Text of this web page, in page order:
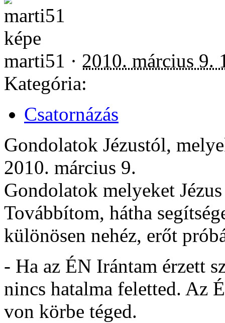
marti51 · 2010. március 9.
Kategória:
Csatornázás
Gondolatok Jézustól,
2010. március 9.
Gondolatok melyeket
Továbbítom, hátha
különösen nehéz, erőt
- Ha az ÉN Irántam érzett
nincs hatalma feletted. Az
von körbe téged.